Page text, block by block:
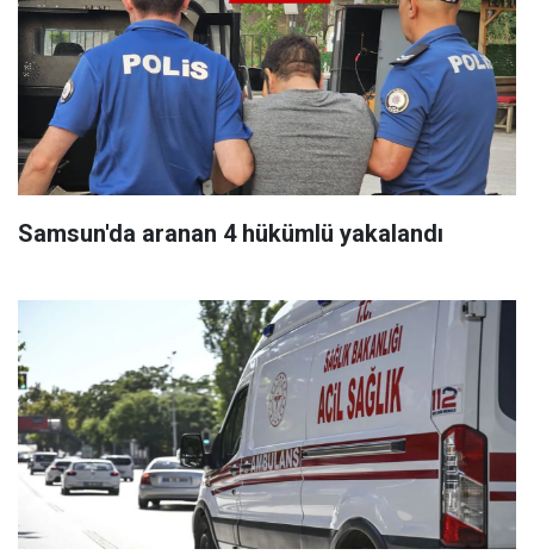
Samsun'da aranan 4 hükümlü yakalandı